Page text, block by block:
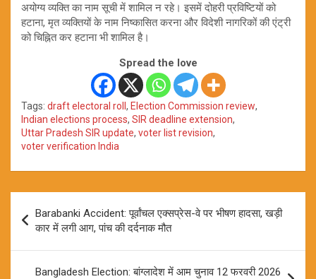
अयोग्य व्यक्ति का नाम सूची में शामिल न रहे। इसमें दोहरी प्रविष्टियों को
हटाना, मृत व्यक्तियों के नाम निष्कासित करना और विदेशी नागरिकों की एंट्री
को चिह्नित कर हटाना भी शामिल है।
Spread the love
Tags: draft electoral roll, Election Commission review,
Indian elections process, SIR deadline extension,
Uttar Pradesh SIR update, voter list revision,
voter verification India
navigation
Barabanki Accident: पूर्वांचल एक्सप्रेस-वे पर भीषण हादसा, खड़ी
कार में लगी आग, पांच की दर्दनाक मौत
Bangladesh Election: बांग्लादेश में आम चुनाव 12 फरवरी 2026